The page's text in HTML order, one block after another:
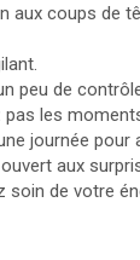
aux coups de
peu de
les
journée pour
aux
soin de votre